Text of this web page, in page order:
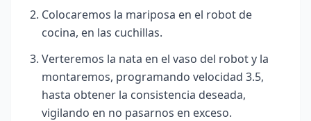
Colocaremos la mariposa en el robot de
cocina, en las cuchillas.
Verteremos la nata en el vaso del robot y la
montaremos, programando velocidad 3.5,
hasta obtener la consistencia deseada,
vigilando en no pasarnos en exceso.